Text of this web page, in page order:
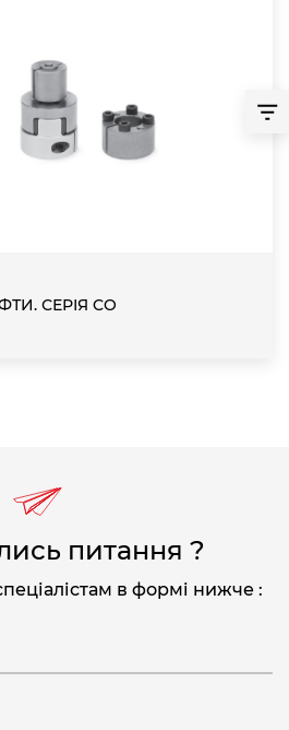
СЕРІЯ CO
питання ?
в формі нижче :